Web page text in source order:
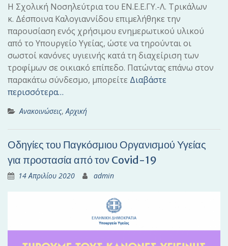
Η Σχολική Νοσηλεύτρια του ΕΝ.Ε.Ε.ΓΥ.-Λ. Τρικάλων
κ. Δέσποινα Καλογιαννίδου επιμελήθηκε την
παρουσίαση ενός χρήσιμου ενημερωτικού υλικού
από το Υπουργείο Υγείας, ώστε να τηρούνται οι
σωστοί κανόνες υγιεινής κατά τη διαχείριση των
τροφίμων σε οικιακό επίπεδο. Πατώντας επάνω στον
παρακάτω σύνδεσμο, μπορείτε Διαβάστε
περισσότερα…
Ανακοινώσεις,Αρχική
Οδηγίες του Παγκόσμιου Οργανισμού Υγείας
για προστασία από τον Covid-19
14 Απριλίου 2020 admin